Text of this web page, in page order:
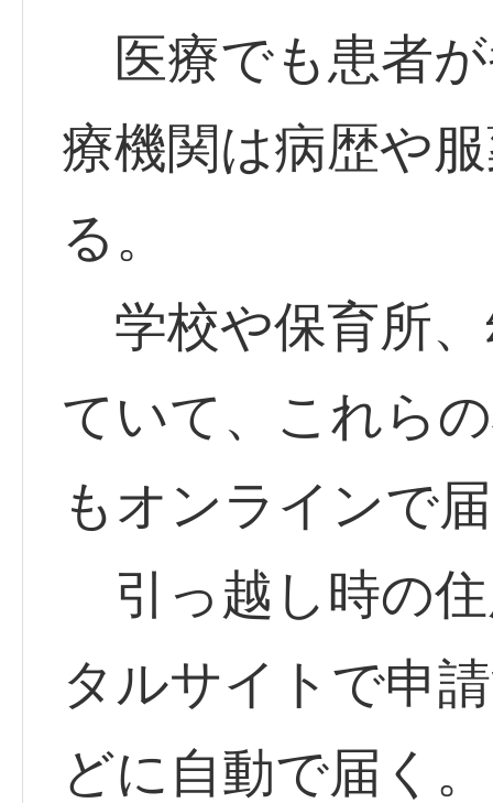
医療でも患者
療機関は病歴や
る。
学校や保育所、
ていて、これら
もオンラインで
引っ越し時の
タルサイトで申
どに自動で届く。